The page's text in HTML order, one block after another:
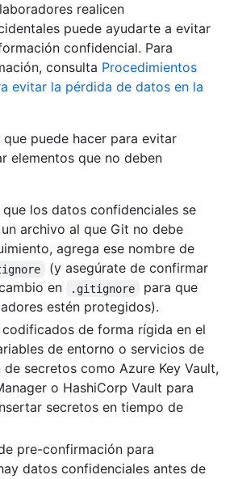
realicen
puede ayudarte a evitar
confidencial. Para
consulta Procedimientos
evitar la pérdida de datos en la
que puede hacer para evitar
elementos que no deben
los datos confidenciales se
archivo al que Git no debe
agrega ese nombre de
(y asegúrate de confirmar
en
.gitignore
para que
estén protegidos).
de forma rígida en el
de entorno o servicios de
secretos como Azure Key Vault,
o HashiCorp Vault para
secretos en tiempo de
pre-confirmación para
datos confidenciales antes de